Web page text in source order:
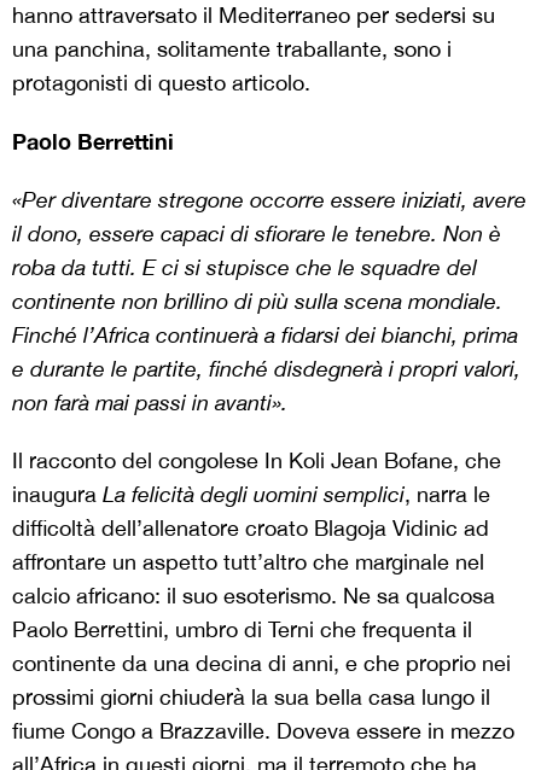
hanno attraversato il Mediterraneo per sedersi su
una panchina, solitamente traballante, sono i
protagonisti di questo articolo.
Paolo Berrettini
«Per diventare stregone occorre essere iniziati, avere
il dono, essere capaci di sfiorare le tenebre. Non è
roba da tutti. E ci si stupisce che le squadre del
continente non brillino di più sulla scena mondiale.
Finché l’Africa continuerà a fidarsi dei bianchi, prima
e durante le partite, finché disdegnerà i propri valori,
non farà mai passi in avanti».
Il racconto del congolese In Koli Jean Bofane, che
inaugura La felicità degli uomini semplici, narra le
difficoltà dell’allenatore croato Blagoja Vidinic ad
affrontare un aspetto tutt’altro che marginale nel
calcio africano: il suo esoterismo. Ne sa qualcosa
Paolo Berrettini, umbro di Terni che frequenta il
continente da una decina di anni, e che proprio nei
prossimi giorni chiuderà la sua bella casa lungo il
fiume Congo a Brazzaville. Doveva essere in mezzo
all’Africa in questi giorni, ma il terremoto che ha